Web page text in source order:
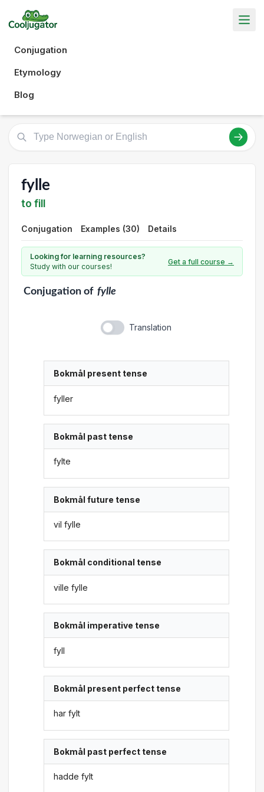
Conjugation
Etymology
Blog
fylle
to fill
Conjugation Examples (30) Details
Looking for learning resources?
Study with our courses!
Get a full course →
Conjugationof fylle
Translation
Bokmål present tense
fyller
Bokmål past tense
fylte
Bokmål future tense
vil fylle
Bokmål conditional tense
ville fylle
Bokmål imperative tense
fyll
Bokmål present perfect tense
har fylt
Bokmål past perfect tense
hadde fylt